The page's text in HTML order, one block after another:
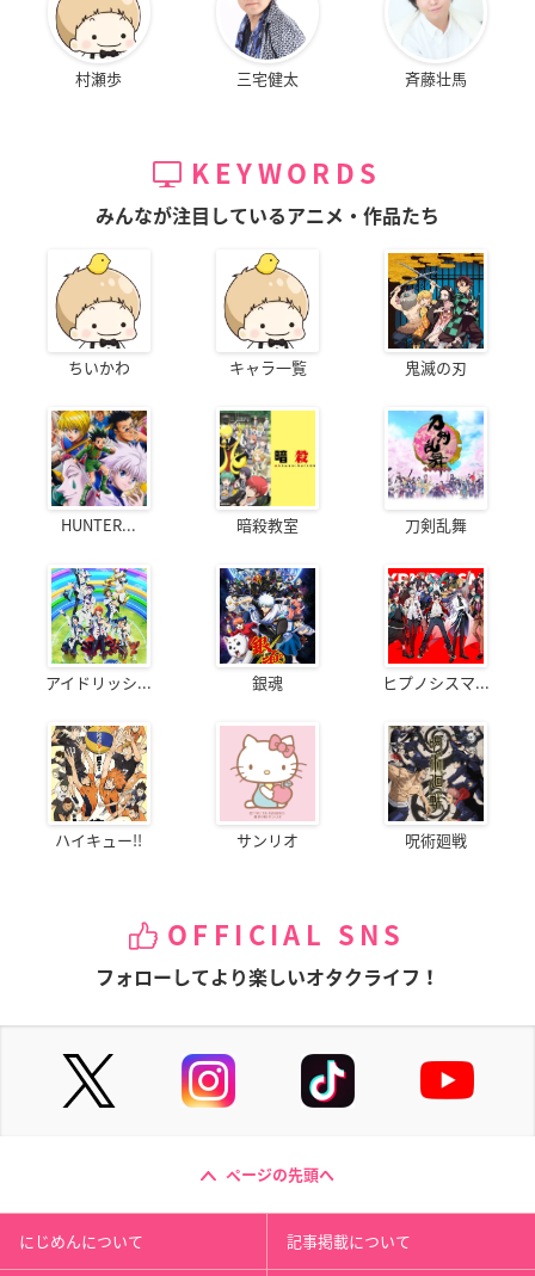
村瀬歩 三宅健太 斉藤壮馬
KEYWORDS
みんなが注目しているアニメ・作品たち
ちいかわ キャラ一覧 鬼滅の刃
HUNTER... 暗殺教室 刀剣乱舞
アイドリッシ... 銀魂 ヒプノシスマ...
ハイキュー!! サンリオ 呪術廻戦
OFFICIAL SNS
フォローしてより楽しいオタクライフ！
ページの先頭へ
にじめんについて 記事掲載について